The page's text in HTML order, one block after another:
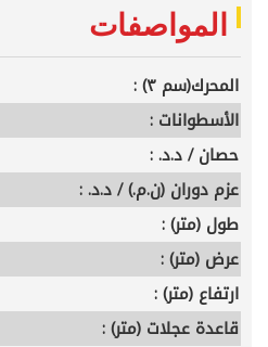
المواصفات
المحرك(سم ٣) :
الأسطوانات :
حصان / د.د. :
عزم دوران (ن.م.) / د.د. :
طول (متر) :
عرض (متر) :
ارتفاع (متر) :
قاعدة عجلات (متر) :